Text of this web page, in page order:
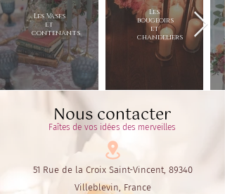
Les Vases
et
contenants
Les
bougeoirs
et
chandeliers
Nous contacter
Faîtes de vos idées des merveilles
51 Rue de la Croix Saint-Vincent, 89340
Villeblevin, France